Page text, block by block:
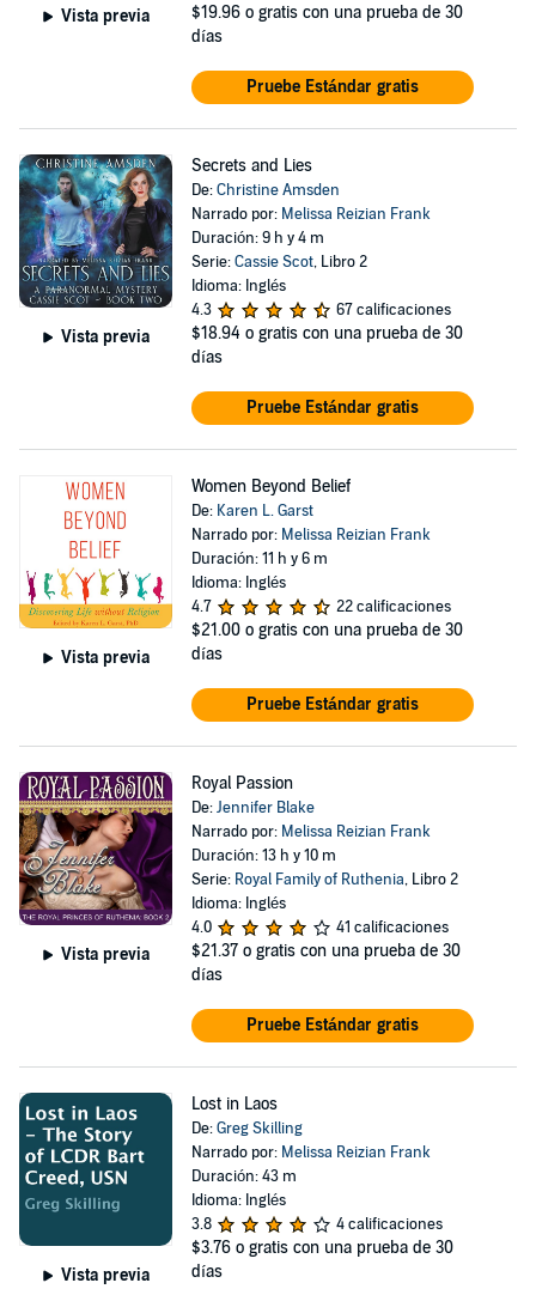
Vista previa $19.96 o gratis con una prueba de 30
días
Pruebe Estándar gratis
Vista previa
Secrets and Lies
De:Christine Amsden
Narrado por: Melissa Reizian Frank
Duración: 9 h y 4 m
Serie:Cassie Scot, Libro 2
Idioma: Inglés
4.3
67 calificaciones
$18.94 o gratis con una prueba de 30
días
Pruebe Estándar gratis
Vista previa
Women Beyond Belief
De: Karen L. Garst
Narrado por: Melissa Reizian Frank
Duración: 11 h y 6 m
Idioma: Inglés
4.7
22 calificaciones
$21.00 o gratis con una prueba de 30
días
Pruebe Estándar gratis
Vista previa
Royal Passion
De:Jennifer Blake
Narrado por: Melissa Reizian Frank
Duración: 13 h y 10 m
Serie: Royal Family of Ruthenia, Libro 2
Idioma: Inglés
4.0
41 calificaciones
$21.37 o gratis con una prueba de 30
días
Pruebe Estándar gratis
Vista previa
Lost in Laos
De:Greg Skilling
Narrado por: Melissa Reizian Frank
Duración: 43 m
Idioma: Inglés
3.8
4 calificaciones
$3.76 o gratis con una prueba de 30
días